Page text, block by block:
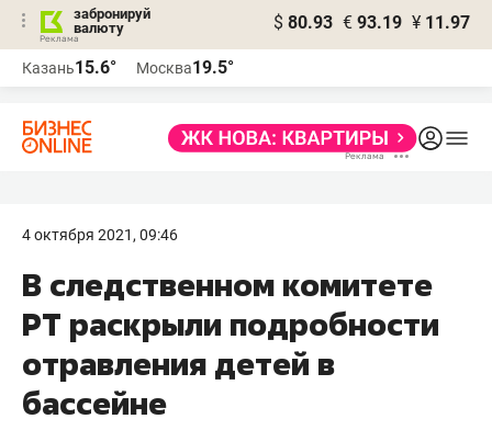
забронируй
валюту
$ 80.93 € 93.19 ¥ 11.97
Казань15.6° Москва19.5°
4 октября 2021, 09:46
В следственном комитете
РТ раскрыли подробности
отравления детей в
бассейне